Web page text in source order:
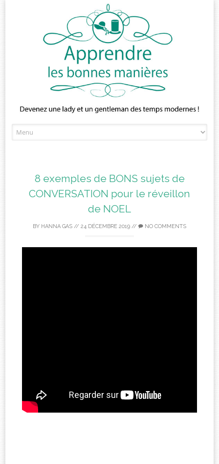
to
8 exemples de BONS sujets de
CONVERSATION pour le réveillon
de NOEL
BY HANNA GAS // 24 DÉCEMBRE 2019 // NO COMMENTS